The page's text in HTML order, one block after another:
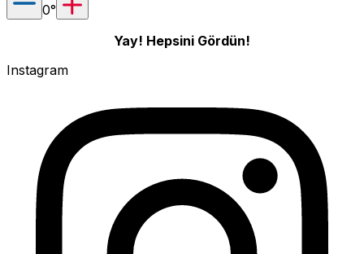
0°
Yay! Hepsini Gördün!
Instagram